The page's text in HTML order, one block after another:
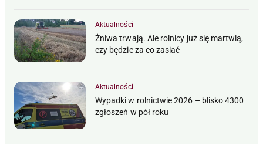
Aktualności
Żniwa trwają. Ale rolnicy już się martwią,
czy będzie za co zasiać
Aktualności
Wypadki w rolnictwie 2026 – blisko 4300
zgłoszeń w pół roku